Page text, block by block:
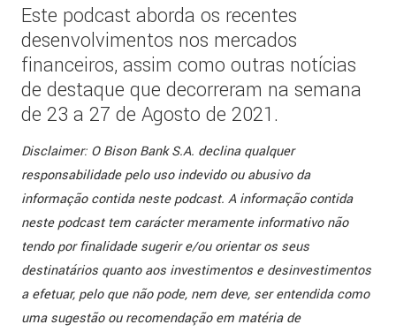
Este podcast aborda os recentes
desenvolvimentos nos mercados
financeiros, assim como outras notícias
de destaque que decorreram na semana
de 23 a 27 de Agosto de 2021.
Disclaimer: O Bison Bank S.A. declina qualquer
responsabilidade pelo uso indevido ou abusivo da
informação contida neste podcast. A informação contida
neste podcast tem carácter meramente informativo não
tendo por finalidade sugerir e/ou orientar os seus
destinatários quanto aos investimentos e desinvestimentos
a efetuar, pelo que não pode, nem deve, ser entendida como
uma sugestão ou recomendação em matéria de